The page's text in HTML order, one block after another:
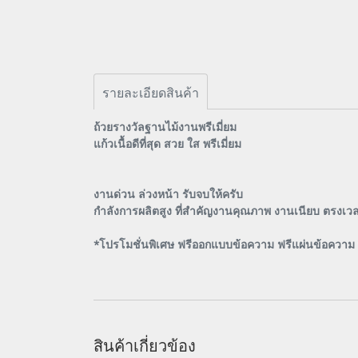
รายละเอียดสินค้า
ถ้วยรางวัลฐานไม้งานพรีเมี่ยม
แก้วเนื้อดีที่สุด สวย ใส พรีเมี่ยม
งานด่วน ล่วงหน้า รับจบให้ครับ
กำลังการผลิตสูง ที่สำคัญงานคุณภาพ งานเนียบ ตรงเว
*โปรโมชั่นพิเศษ ฟรีออกแบบข้อความ ฟรีแผ่นข้อควา
สินค้าเกี่ยวข้อง